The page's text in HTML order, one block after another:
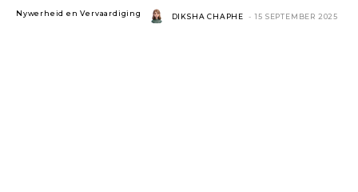
Nywerheid en Vervaardiging DIKSHA CHAPHE - 15 SEPTEMBER 2025